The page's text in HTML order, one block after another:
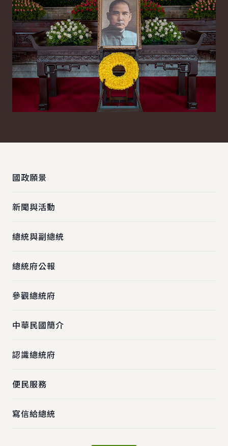
國政願景
新聞與活動
總統與副總統
總統府公報
參觀總統府
中華民國簡介
認識總統府
便民服務
寫信給總統